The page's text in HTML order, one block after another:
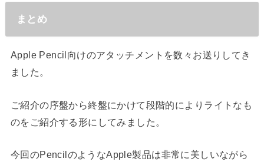
まとめ
Apple Pencil向けのアタッチメントを数々お送りしてき
ました。
ご紹介の序盤から終盤にかけて段階的によりライトなも
のをご紹介する形にしてみました。
今回のPencilのようなApple製品は非常に美しいながら